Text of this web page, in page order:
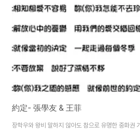
오늘 rss구독중에 해피아름드리님의 멀어지는 사랑
도 생각납니다. 중국어를 잘 몰라도 동영상은 한 ..
約定- 張學友 & 王菲
장학우와 왕비 말하지 않아도 참으로 유명한 중화권